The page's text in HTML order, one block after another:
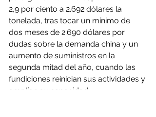
2,9 por ciento a 2.692 dólares la
tonelada, tras tocar un mínimo de
dos meses de 2.690 dólares por
dudas sobre la demanda china y un
aumento de suministros en la
segunda mitad del año, cuando las
fundiciones reinician sus actividades y
amplían su capacidad.